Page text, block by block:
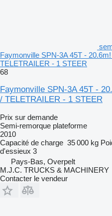
Faymonville SPN-3A 45T -
TELETRAILER - 1 STEER
68
Faymonville SPN-3A 45T -
/ TELETRAILER - 1 STEER
Prix sur demande
Semi-remorque plateforme
2010
Capacité de charge 35 000 kg
d'essieux 3
Pays-Bas, Overpelt
M.J.C. TRUCKS & MACHINERY
Contacter le vendeur